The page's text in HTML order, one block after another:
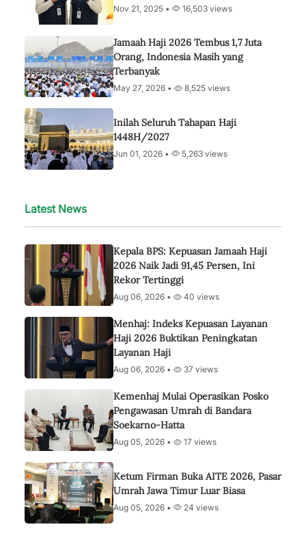
Nov 21, 2025 • 16,503 views
Jamaah Haji 2026 Tembus 1,7 Juta
Orang, Indonesia Masih yang
Terbanyak
May 27, 2026 • 8,525 views
Inilah Seluruh Tahapan Haji
1448H/2027
Jun 01, 2026 • 5,263 views
Latest News
Kepala BPS: Kepuasan Jamaah Haji
2026 Naik Jadi 91,45 Persen, Ini
Rekor Tertinggi
Aug 06, 2026 • 40 views
Menhaj: Indeks Kepuasan Layanan
Haji 2026 Buktikan Peningkatan
Layanan Haji
Aug 06, 2026 • 37 views
Kemenhaj Mulai Operasikan Posko
Pengawasan Umrah di Bandara
Soekarno-Hatta
Aug 05, 2026 • 17 views
Ketum Firman Buka AITE 2026, Pasar
Umrah Jawa Timur Luar Biasa
Aug 05, 2026 • 24 views